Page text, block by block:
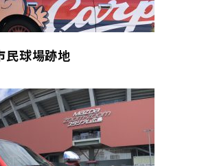
民球場跡地